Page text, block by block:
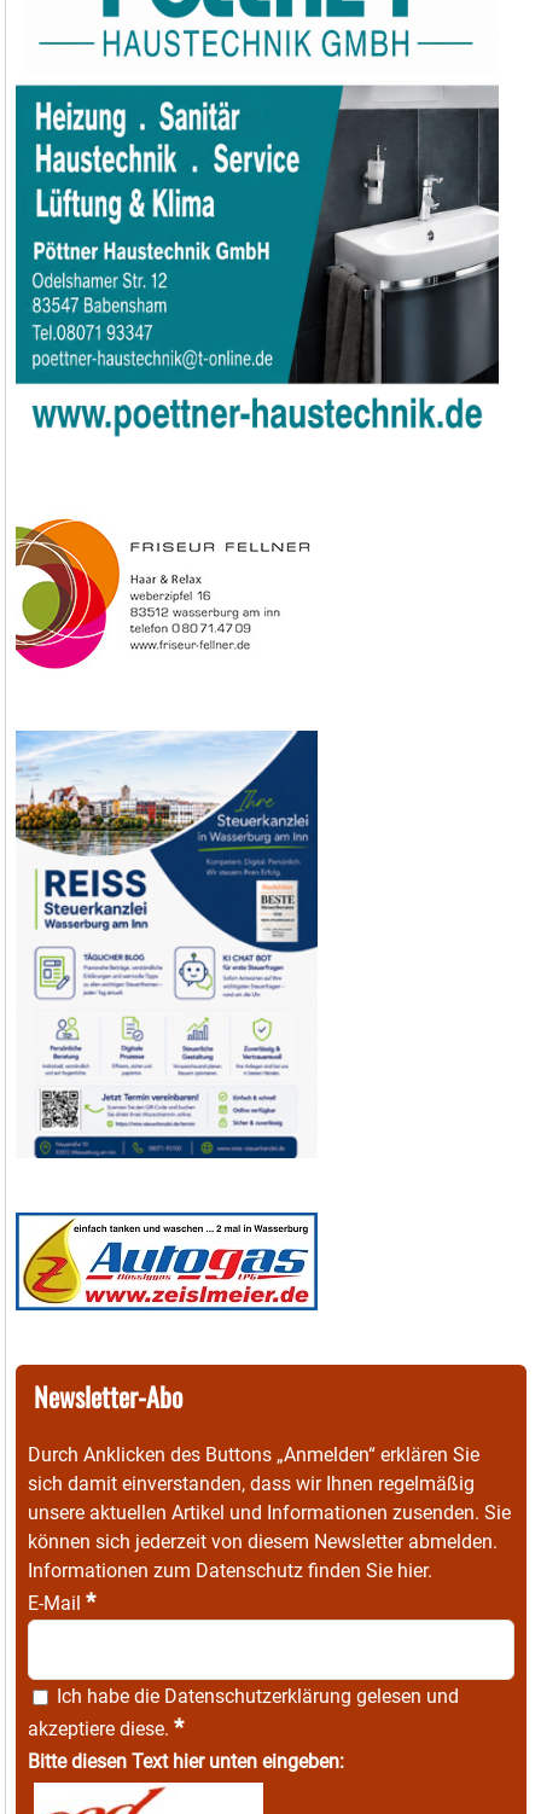
Newsletter-Abo
Durch Anklicken des Buttons „Anmelden“ erklären Sie
sich damit einverstanden, dass wir Ihnen regelmäßig
unsere aktuellen Artikel und Informationen zusenden. Sie
können sich jederzeit von diesem Newsletter abmelden.
Informationen zum Datenschutz finden Sie hier.
E-Mail *
Ich habe die Datenschutzerklärung gelesen und
akzeptiere diese. *
Bitte diesen Text hier unten eingeben: